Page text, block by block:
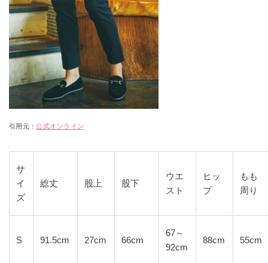
引用元：公式オンライン
サ
イ
ズ
総丈 股上 股下
ウエ
スト
ヒッ
プ
もも
周り
S 91.5cm 27cm 66cm
67～
92cm
88cm 55cm